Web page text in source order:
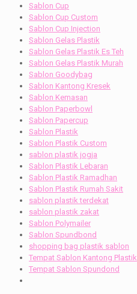
Sablon Cup
Sablon Cup Custom
Sablon Cup Injection
Sablon Gelas Plastik
Sablon Gelas Plastik Es Teh
Sablon Gelas Plastik Murah
Sablon Goodybag
Sablon Kantong Kresek
Sablon Kemasan
Sablon Paperbowl
Sablon Papercup
Sablon Plastik
Sablon Plastik Custom
sablon plastik jogja
Sablon Plastik Lebaran
Sablon Plastik Ramadhan
Sablon Plastik Rumah Sakit
sablon plastik terdekat
sablon plastik zakat
Sablon Polymailer
Sablon Spundbond
shopping bag plastik sablon
Tempat Sablon Kantong Plastik
Tempat Sablon Spundond